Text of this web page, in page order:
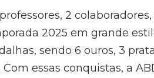
2 colaboradores,
2025 em grande
sendo 6 ouros, 3
essas conquistas, a